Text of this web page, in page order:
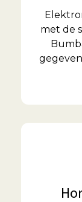
met de